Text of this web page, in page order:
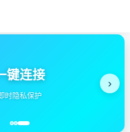
一键连接
即时隐私保护
›